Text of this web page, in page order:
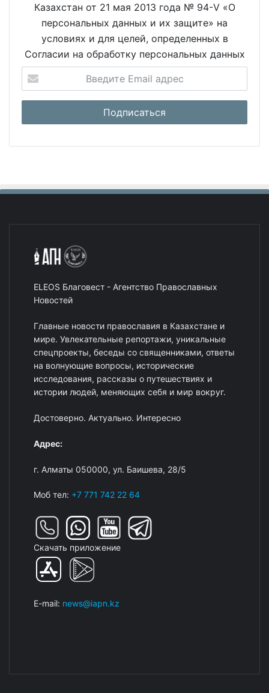
Казахстан от 21 мая 2013 года № 94-V «О
персональных данных и их защите» на
условиях и для целей, определенных в
Согласии на обработку персональных данных
ELEOS Благовест - Агентство Православных
Новостей
Главные новости православия в Казахстане и
мире. Увлекательные репортажи, уникальные
спецпроекты, беседы со священниками, ответы
на волнующие вопросы, исторические
исследования, рассказы о путешествиях и
истории людей, меняющих себя и мир вокруг.
Достоверно. Актуально. Интересно
Адрес:
г. Алматы 050000, ул. Баишева, 28/5
Моб тел: +7 771 742 22 64
Скачать приложение
E-mail: news@iapn.kz